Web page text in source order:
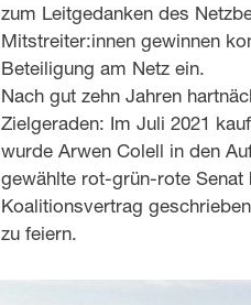
zum Leitgedanken des
Mitstreiter:innen gewinnen
Beteiligung am Netz ein.
Nach gut zehn Jahren
Zielgeraden: Im Juli 2021
wurde Arwen Colell in den
gewählte rot-grün-rote
Koalitionsvertrag
zu feiern.